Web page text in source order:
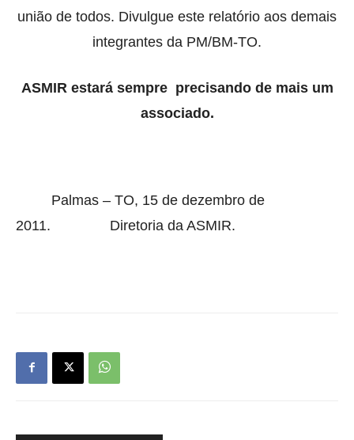
união de todos. Divulgue este relatório aos demais
integrantes da PM/BM-TO.
ASMIR estará sempre precisando de mais um
associado.
Palmas – TO, 15 de dezembro de
2011.
Diretoria da ASMIR.